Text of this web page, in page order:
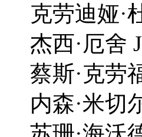
·杜米
舍
劳福德
切尔